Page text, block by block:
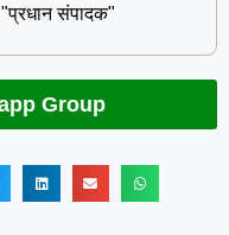
संपादक"
Group